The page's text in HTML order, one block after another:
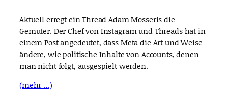
Aktuell erregt ein Thread Adam Mosseris die
Gemüter. Der Chef von Instagram und Threads hat in
einem Post angedeutet, dass Meta die Art und Weise
ändere, wie politische Inhalte von Accounts, denen
man nicht folgt, ausgespielt werden.
(mehr …)